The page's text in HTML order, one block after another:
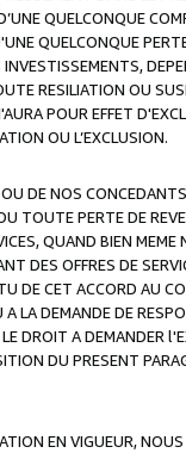
QUELCONQUE
QUELCONQUE
RESILIATION OU
POUR EFFET
OU L’EXCLUSION.
DE NOS
TOUTE PERTE DE
QUAND BIEN
DES OFFRES DE
DE CET ACCORD AU
LA DEMANDE DE
DROIT A DEMANDER
DU PRESENT
EN VIGUEUR,